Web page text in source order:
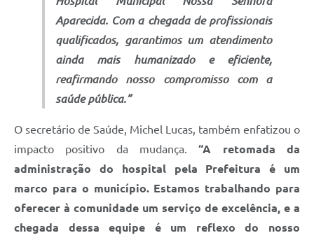
Aparecida. Com a chegada de profissionais
qualificados, garantimos um atendimento
ainda mais humanizado e eficiente,
reafirmando nosso compromisso com a
saúde pública.”
O secretário de Saúde, Michel Lucas, também enfatizou o
impacto positivo da mudança.“A retomada da
administração do hospital pela Prefeitura é um
marco para o município. Estamos trabalhando para
oferecer à comunidade um serviço de excelência, e a
chegada dessa equipe é um reflexo do nosso